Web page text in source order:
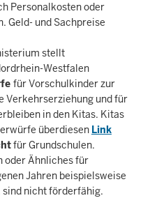
Personalkosten oder
Geld- und Sachpreise
stellt
Westfalen
für Vorschulkinder zur
Verkehrserziehung und für
in den Kitas. Kitas
überdiesen Link
für Grundschulen.
oder Ähnliches für
Jahren beispielsweise
sind nicht förderfähig.